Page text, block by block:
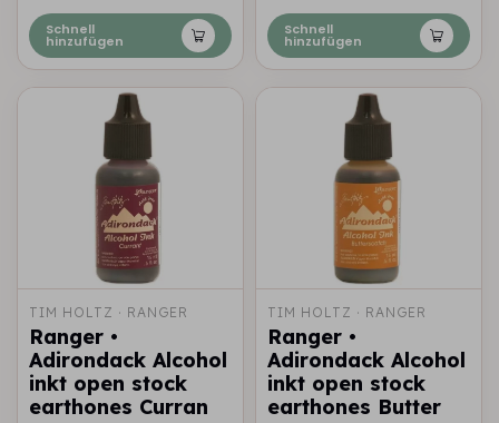
Schnell
hinzufügen
Schnell
hinzufügen
TIM HOLTZ · RANGER
Ranger •
Adirondack Alcohol
inkt open stock
earthones Curran
TIM HOLTZ · RANGER
Ranger •
Adirondack Alcohol
inkt open stock
earthones Butter